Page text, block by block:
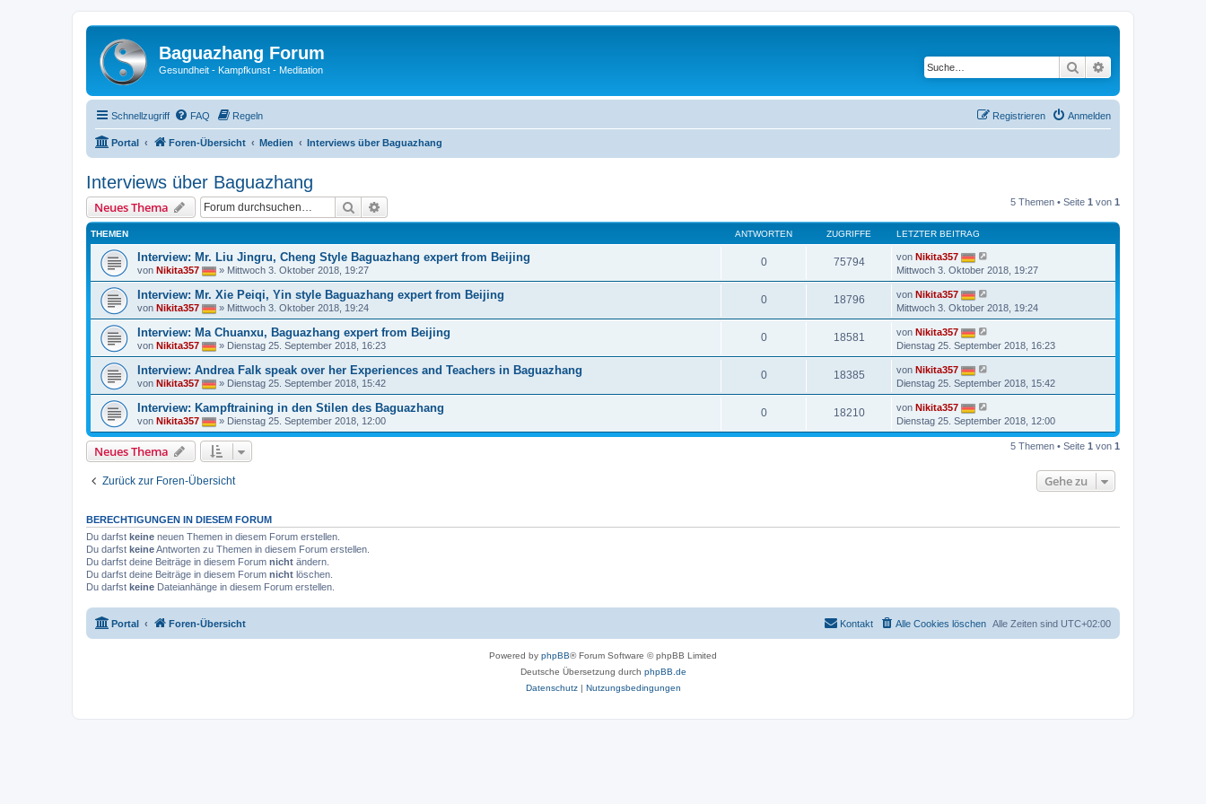
Baguazhang Forum
Gesundheit - Kampfkunst - Meditation Suche
Schnellzugriff FAQ Regeln Anmelden
Registrieren
Portal Foren-Übersicht Medien Interviews über Baguazhang
Interviews über Baguazhang
Neues Thema Suche 5 Themen • Seite 1 von 1
THEMEN ANTWORTEN ZUGRIFFE LETZTER BEITRAG
Interview: Mr. Liu Jingru, Cheng Style Baguazhang expert from Beijing
von Nikita357 » Mittwoch 3. Oktober 2018, 19:27
0 75794 von Nikita357
Mittwoch 3. Oktober 2018, 19:27
Interview: Mr. Xie Peiqi, Yin style Baguazhang expert from Beijing
von Nikita357 » Mittwoch 3. Oktober 2018, 19:24
0 18796 von Nikita357
Mittwoch 3. Oktober 2018, 19:24
Interview: Ma Chuanxu, Baguazhang expert from Beijing
von Nikita357 » Dienstag 25. September 2018, 16:23
0 18581 von Nikita357
Dienstag 25. September 2018, 16:23
Interview: Andrea Falk speak over her Experiences and Teachers in Baguazhang
von Nikita357 » Dienstag 25. September 2018, 15:42
0 18385 von Nikita357
Dienstag 25. September 2018, 15:42
Interview: Kampftraining in den Stilen des Baguazhang
von Nikita357 » Dienstag 25. September 2018, 12:00
0 18210 von Nikita357
Dienstag 25. September 2018, 12:00
Neues Thema 5 Themen • Seite 1 von 1
Zurück zur Foren-Übersicht Gehe zu
BERECHTIGUNGEN IN DIESEM FORUM
Du darfst keine neuen Themen in diesem Forum erstellen.
Du darfst keineAntworten zu Themen in diesem Forum erstellen.
Du darfst deine Beiträge in diesem Forum nicht ändern.
Du darfst deine Beiträge in diesem Forum nicht löschen.
Du darfst keine Dateianhänge in diesem Forum erstellen.
Portal Foren-Übersicht Alle Zeiten sind UTC+02:00
Alle Cookies löschen
Kontakt
Powered by phpBB® Forum Software © phpBB Limited
Deutsche Übersetzung durch phpBB.de
Datenschutz| Nutzungsbedingungen